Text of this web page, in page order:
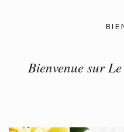
Bienvenue sur